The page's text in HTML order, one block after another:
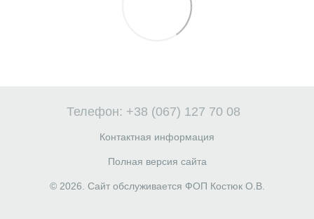
Телефон: +38 (067) 127 70 08
Контактная информация
Полная версия сайта
© 2026. Сайт обслуживается ФОП Костюк О.В.